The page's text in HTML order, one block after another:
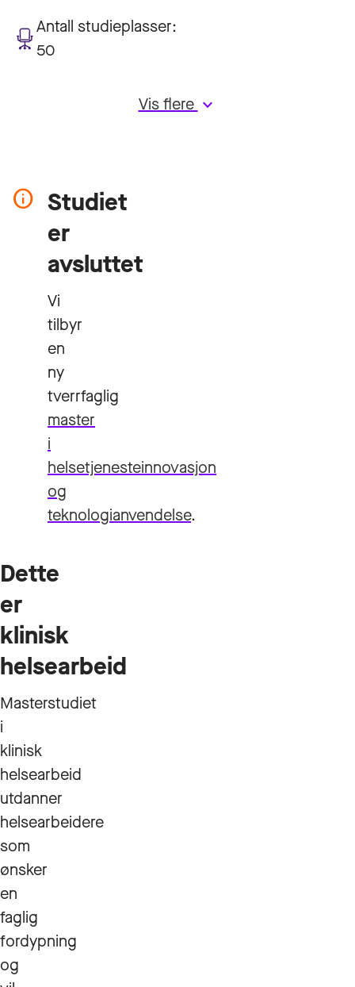
Antall studieplasser:
50
Vis flerekeyboard_arrow_down
Studiet
er
avsluttet
Vi
tilbyr
en
ny
tverrfaglig
master
i
helsetjenesteinnovasjon
og
teknologianvendelse.
Dette
er
klinisk
helsearbeid
Masterstudiet
i
klinisk
helsearbeid
utdanner
helsearbeidere
som
ønsker
en
faglig
fordypning
og